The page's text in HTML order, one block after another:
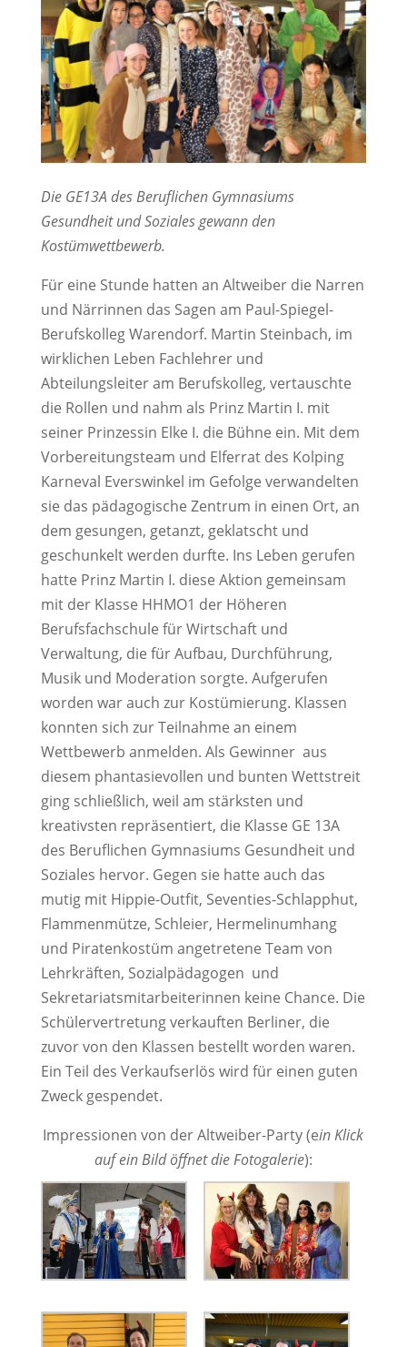
Die GE13A des Beruflichen Gymnasiums
Gesundheit und Soziales gewann den
Kostümwettbewerb.
Für eine Stunde hatten an Altweiber die Narren
und Närrinnen das Sagen am Paul-Spiegel-
Berufskolleg Warendorf. Martin Steinbach, im
wirklichen Leben Fachlehrer und
Abteilungsleiter am Berufskolleg, vertauschte
die Rollen und nahm als Prinz Martin I. mit
seiner Prinzessin Elke I. die Bühne ein. Mit dem
Vorbereitungsteam und Elferrat des Kolping
Karneval Everswinkel im Gefolge verwandelten
sie das pädagogische Zentrum in einen Ort, an
dem gesungen, getanzt, geklatscht und
geschunkelt werden durfte. Ins Leben gerufen
hatte Prinz Martin I. diese Aktion gemeinsam
mit der Klasse HHMO1 der Höheren
Berufsfachschule für Wirtschaft und
Verwaltung, die für Aufbau, Durchführung,
Musik und Moderation sorgte. Aufgerufen
worden war auch zur Kostümierung. Klassen
konnten sich zur Teilnahme an einem
Wettbewerb anmelden. Als Gewinner aus
diesem phantasievollen und bunten Wettstreit
ging schließlich, weil am stärksten und
kreativsten repräsentiert, die Klasse GE 13A
des Beruflichen Gymnasiums Gesundheit und
Soziales hervor. Gegen sie hatte auch das
mutig mit Hippie-Outfit, Seventies-Schlapphut,
Flammenmütze, Schleier, Hermelinumhang
und Piratenkostüm angetretene Team von
Lehrkräften, Sozialpädagogen und
Sekretariatsmitarbeiterinnen keine Chance. Die
Schülervertretung verkauften Berliner, die
zuvor von den Klassen bestellt worden waren.
Ein Teil des Verkaufserlös wird für einen guten
Zweck gespendet.
Impressionen von der Altweiber-Party (ein Klick
auf ein Bild öffnet die Fotogalerie):